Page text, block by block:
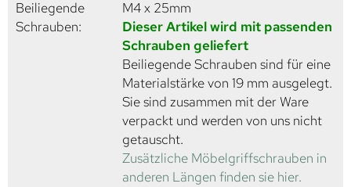
Beiliegende
Schrauben:
M4 x 25mm
Dieser Artikel wird mit passenden
Schrauben geliefert
Beiliegende Schrauben sind für eine
Materialstärke von 19 mm ausgelegt.
Sie sind zusammen mit der Ware
verpackt und werden von uns nicht
getauscht.
Zusätzliche Möbelgriffschrauben in
anderen Längen finden sie hier.